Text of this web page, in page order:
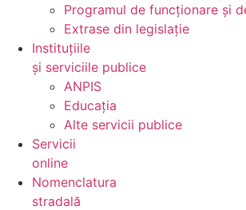
Programul de funcționare și
Extrase din legislație
Instituțiile
și serviciile publice
ANPIS
Educația
Alte servicii publice
Servicii
online
Nomenclatura
stradală